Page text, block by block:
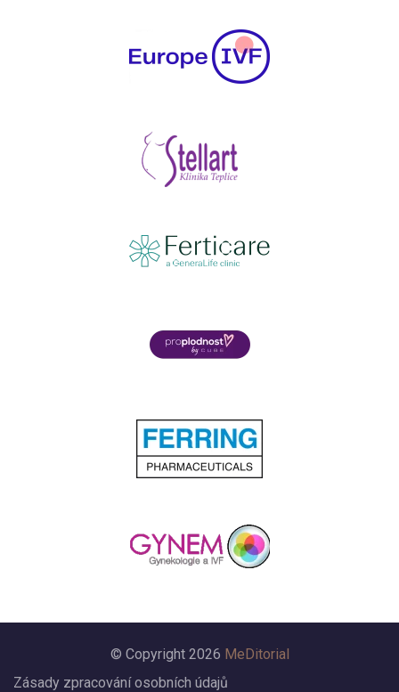
© Copyright 2026 MeDitorial
Zásady zpracování osobních údajů